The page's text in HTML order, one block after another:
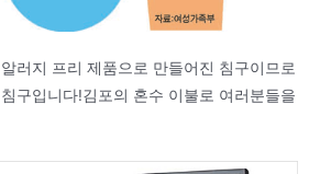
러지 프리 제품으로 만들어진 침구이므로
구입니다!김포의 혼수 이불로 여러분들을